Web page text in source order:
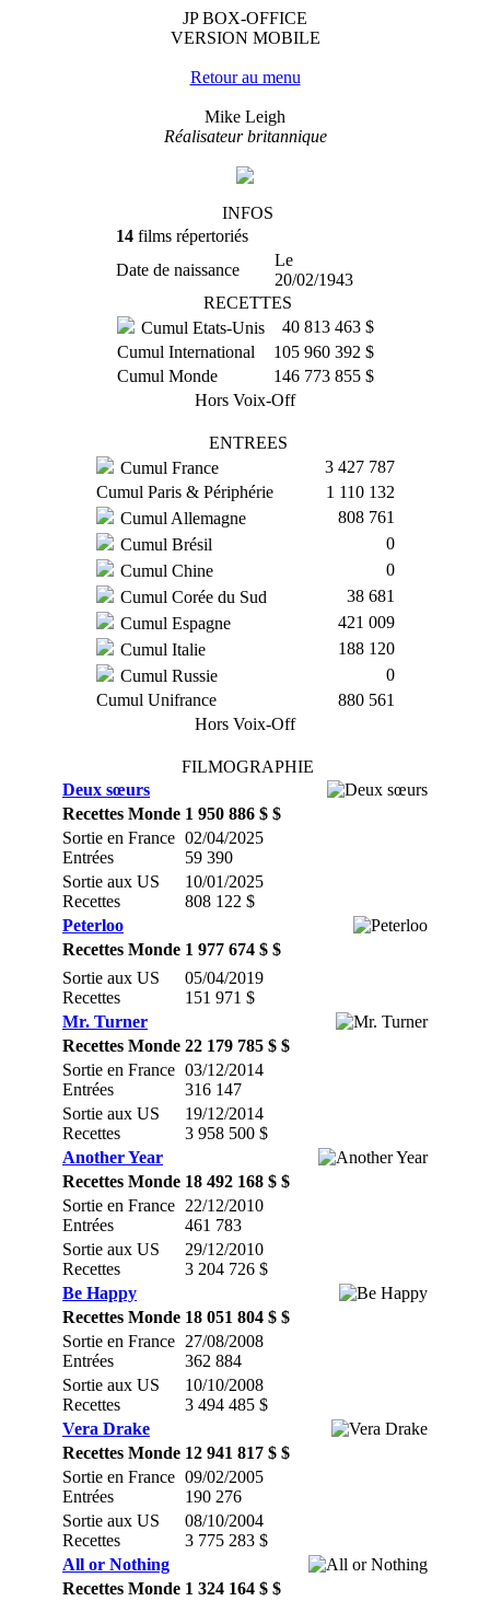
JP BOX-OFFICE
VERSION MOBILE
Retour au menu
Mike Leigh
Réalisateur britannique
INFOS
14films répertoriés
Date de naissance
Le
20/02/1943
RECETTES
Cumul Etats-Unis
40 813 463 $
Cumul International
105 960 392 $
Cumul Monde
146 773 855 $
Hors Voix-Off
ENTREES
Cumul France
3 427 787
Cumul Paris & Périphérie
1 110 132
Cumul Allemagne
808 761
Cumul Brésil
0
Cumul Chine
0
Cumul Corée du Sud
38 681
Cumul Espagne
421 009
Cumul Italie
188 120
Cumul Russie
0
Cumul Unifrance
880 561
Hors Voix-Off
FILMOGRAPHIE
Deux sœurs
Recettes Monde 1 950 886 $ $
Sortie en France
Entrées
02/04/2025
59 390
Sortie aux US
Recettes
10/01/2025
808 122 $
Peterloo
Recettes Monde 1 977 674 $ $
Sortie aux US
Recettes
05/04/2019
151 971 $
Mr. Turner
Recettes Monde 22 179 785 $ $
Sortie en France
Entrées
03/12/2014
316 147
Sortie aux US
Recettes
19/12/2014
3 958 500 $
Another Year
Recettes Monde 18 492 168 $ $
Sortie en France
Entrées
22/12/2010
461 783
Sortie aux US
Recettes
29/12/2010
3 204 726 $
Be Happy
Recettes Monde 18 051 804 $ $
Sortie en France
Entrées
27/08/2008
362 884
Sortie aux US
Recettes
10/10/2008
3 494 485 $
Vera Drake
Recettes Monde 12 941 817 $ $
Sortie en France
Entrées
09/02/2005
190 276
Sortie aux US
Recettes
08/10/2004
3 775 283 $
All or Nothing
Recettes Monde 1 324 164 $ $